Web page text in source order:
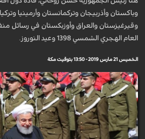
وباكستان وأذربيجان وتركمانستان وأرمينيا
وقيرغيزستان والعراق وأوزبكستان في رسائل
العام الهجري الشمسي 1398 وعيد النوروز.
الخميس 21 مارس 2019 - 13:50 بتوقيت مكة